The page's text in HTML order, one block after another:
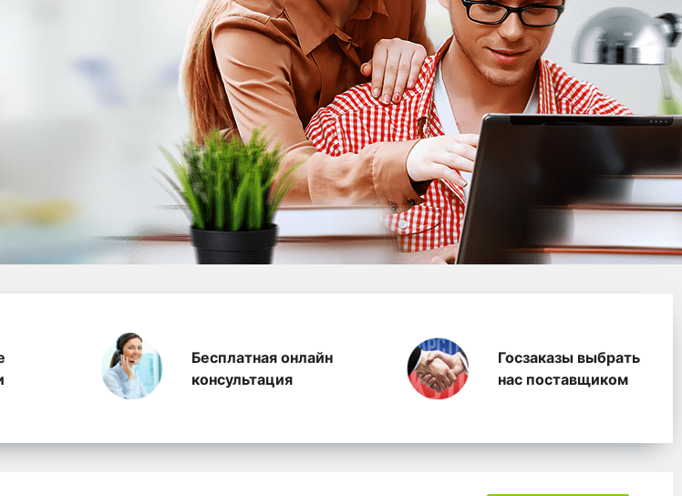
производство полимерных
Бесплатная онлайн
консультация
Госзаказы выбрать
нас поставщиком